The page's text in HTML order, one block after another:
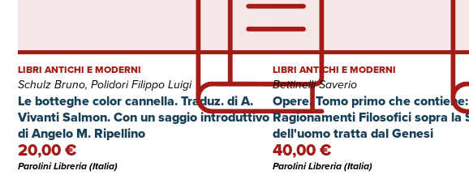
Le botteghe color cannella. Traduz. di A.
Vivanti Salmon. Con un saggio introduttivo
di Angelo M. Ripellino
LIBRI ANTICHI E MODERNI
Schulz Bruno, Polidori Filippo Luigi
20,00 €
Parolini Libreria (Italia)
Opere. Tomo primo che
Ragionamenti Filosofici sopra la
dell'uomo tratta dal Genesi
LIBRI ANTICHI E MODERNI
Bettinelli Saverio
40,00 €
Parolini Libreria (Italia)